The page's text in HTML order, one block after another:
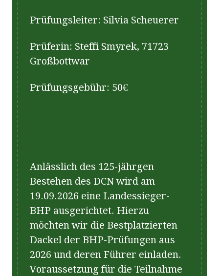
Prüfungsleiter: Silvia Scheuerer
Prüferin: Steffi Smyrek, 71723
Großbottwar
Prüfungsgebühr: 50€
Anlässlich des 125-jährgen
Bestehen des DCN wird am
19.09.2026 eine Landessieger-
BHP ausgerichtet. Hierzu
möchten wir die Bestplatzierten
Dackel der BHP-Prüfungen aus
2026 und deren Führer einladen.
Voraussetzung für die Teilnahme